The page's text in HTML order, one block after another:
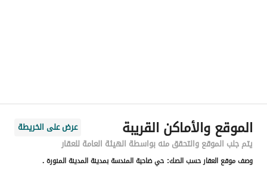
رقم المبنى
9358
الرقم الاضافي
4681
الموقع والأماكن القريبة
عرض على الخريطة
يتم جلب الموقع والتحقق منه بواسطة الهيئة العامة للعقار
وصف موقع العقار حسب الصك: حي ضاحية المندسة بمدينة المدينة المنورة .